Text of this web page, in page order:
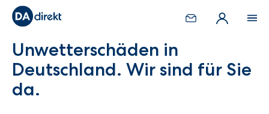
Unwetterschäden in
Deutschland. Wir sind für Sie
da.